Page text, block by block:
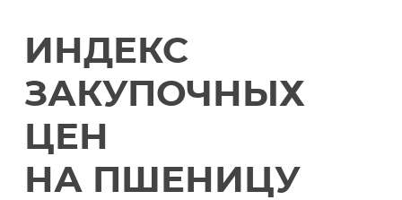
ИНДЕКС
ЗАКУПОЧНЫХ
ЦЕН
НА ПШЕНИЦУ